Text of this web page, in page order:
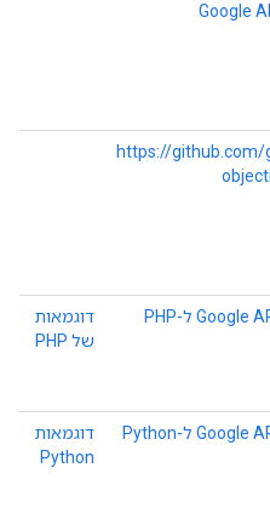
Google
https://github.com/
דוגמאות
של PHP
ספריית הלקוח של Google API ל-Python
דוגמאות
Python